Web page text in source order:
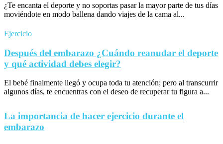
¿Te encanta el deporte y no soportas pasar la mayor parte de tus días
moviéndote en modo ballena dando viajes de la cama al...
Ejercicio
Después del embarazo ¿Cuándo reanudar el deporte
y qué actividad debes elegir?
El bebé finalmente llegó y ocupa toda tu atención; pero al transcurrir
algunos días, te encuentras con el deseo de recuperar tu figura a...
La importancia de hacer ejercicio durante el
embarazo